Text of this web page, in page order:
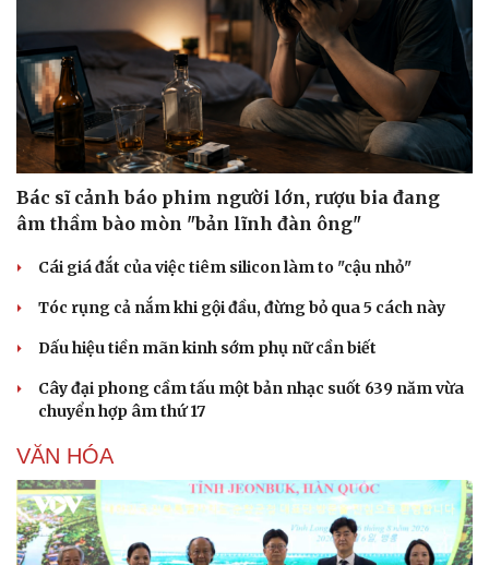
Bác sĩ cảnh báo phim người lớn, rượu bia đang
âm thầm bào mòn "bản lĩnh đàn ông"
Cái giá đắt của việc tiêm silicon làm to "cậu nhỏ"
Tóc rụng cả nắm khi gội đầu, đừng bỏ qua 5 cách này
Dấu hiệu tiền mãn kinh sớm phụ nữ cần biết
Cây đại phong cầm tấu một bản nhạc suốt 639 năm vừa
chuyển hợp âm thứ 17
VĂN HÓA